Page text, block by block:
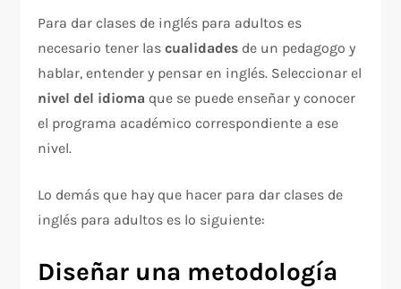
Para dar clases de inglés para adultos es
necesario tener lascualidades de un pedagogo y
hablar, entender y pensar en inglés. Seleccionar el
nivel del idioma que se puede enseñar y conocer
el programa académico correspondiente a ese
nivel.
Lo demás que hay que hacer para dar clases de
inglés para adultos es lo siguiente:
Diseñar una metodología